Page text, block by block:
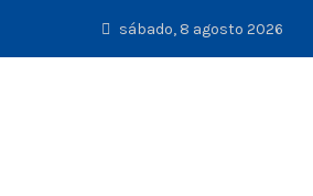
sábado, 8 agosto 2026